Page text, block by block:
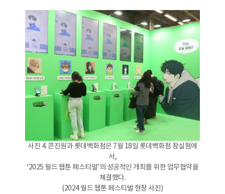
사진 4. 콘진원과 롯데백화점은 7월 18일 롯데백화점 잠실점에
서,
‘2025 월드 웹툰 페스티벌’의 성공적인 개최를 위한 업무협약을
체결했다.
(2024 월드 웹툰 페스티벌 현장 사진)